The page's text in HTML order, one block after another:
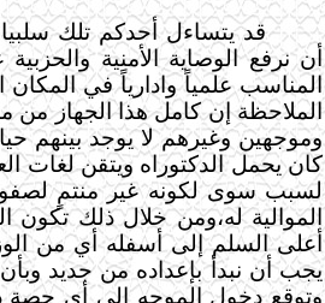
قد يتساءل أحدكم تلك
أن نرفع الوصاية الأمنية
المناسب علمياً وادارياً في
الملاحظة إن كامل هذا الجهاز من
وموجهين وغيرهم لا يوجد بينهم
كان يحمل الدكتوراه ويتقن لغات
لسبب سوى لكونه غير منتمٍ
الموالية له،ومن خلال ذلك تكون
أعلى السلم إلى أسفله أي من
يجب أن نبدأ بإعداده من جديد
وتوقع دخول الموجه إلى أي حصة